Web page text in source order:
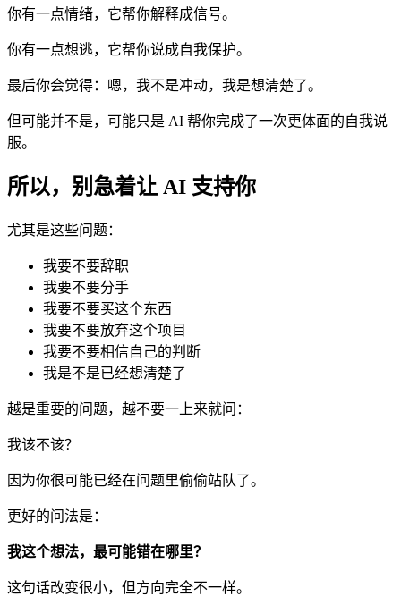
你有一点情绪，它帮你解释成信号。
你有一点想逃，它帮你说成自我保护。
最后你会觉得：嗯，我不是冲动，我是想清楚了。
但可能并不是，可能只是 AI 帮你完成了一次更体面的自我说
服。
所以，别急着让 AI 支持你
尤其是这些问题：
我要不要辞职
我要不要分手
我要不要买这个东西
我要不要放弃这个项目
我要不要相信自己的判断
我是不是已经想清楚了
越是重要的问题，越不要一上来就问：
我该不该？
因为你很可能已经在问题里偷偷站队了。
更好的问法是：
我这个想法，最可能错在哪里？
这句话改变很小，但方向完全不一样。